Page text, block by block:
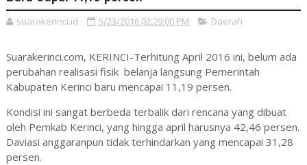
suarakerinci.id 5/23/2016 02:29:00 PM Daerah
Suarakerinci.com, KERINCI-Terhitung April 2016 ini, belum ada
perubahan realisasi fisik belanja langsung Pemerintah
Kabupaten Kerinci baru mencapai 11,19 persen.
Kondisi ini sangat berbeda terbalik dari rencana yang dibuat
oleh Pemkab Kerinci, yang hingga april harusnya 42,46 persen.
Daviasi anggaranpun tidak terhindarkan yang mencapai 31,28
persen.